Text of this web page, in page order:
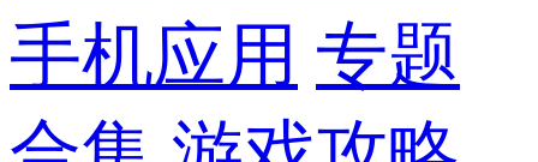
手机应用 专题